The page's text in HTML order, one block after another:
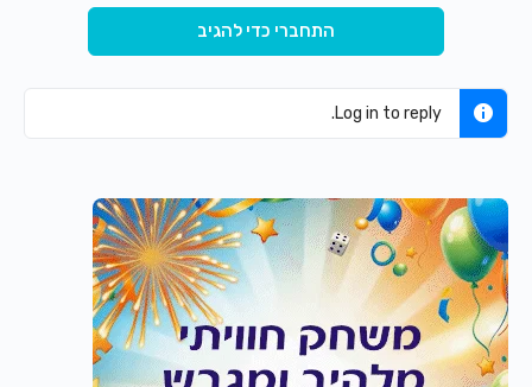
התחברי כדי להגיב
Log in to reply.